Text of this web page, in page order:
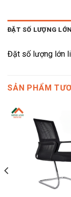
ĐẶT SỐ LƯỢNG LỚN
Đặt số lượng lớn
SẢN PHẨM